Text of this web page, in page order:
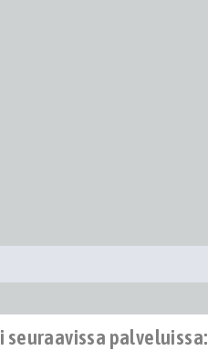
palveluissa: